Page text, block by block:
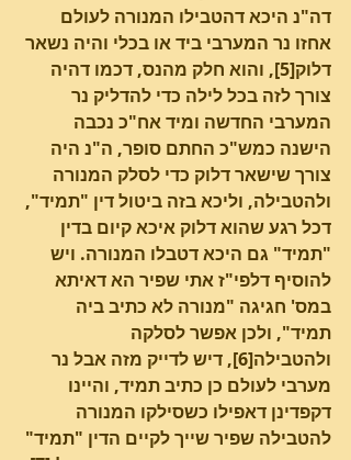
דה"נ היכא דהטבילו המנורה לעולם
אחזו נר המערבי ביד או בכלי והיה נשאר
דלוק[5], והוא חלק מהנס, דכמו דהיה
צורך לזה בכל לילה כדי להדליק נר
המערבי החדשה ומיד אח"כ נכבה
הישנה כמש"כ החתם סופר, ה"נ היה
צורך שישאר דלוק כדי לסלק המנורה
ולהטבילה, וליכא בזה ביטול דין "תמיד",
דכל רגע שהוא דלוק איכא קיום בדין
"תמיד" גם היכא דטבלו המנורה. ויש
להוסיף דלפי"ז אתי שפיר הא דאיתא
במס' חגיגה "מנורה לא כתיב ביה
תמיד", ולכן אפשר לסלקה
ולהטבילה[6], דיש לדייק מזה אבל נר
מערבי לעולם כן כתיב תמיד, והיינו
דקפדינן דאפילו כשסילקו המנורה
להטבילה שפיר שייך לקיים הדין "תמיד"